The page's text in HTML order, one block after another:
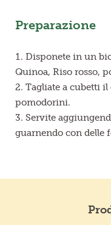
Preparazione
Disponete in un
Quinoa, Riso rosso,
Tagliate a cubetti
pomodorini.
Servite
guarnendo con delle